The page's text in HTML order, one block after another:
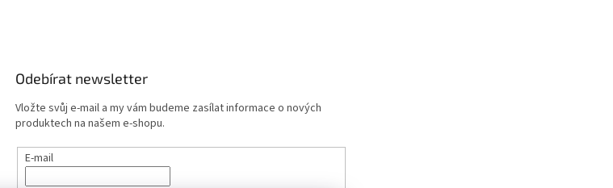
Odebírat newsletter
Vložte svůj e-mail a my vám budeme zasílat informace o nových
produktech na našem e-shopu.
E-mail